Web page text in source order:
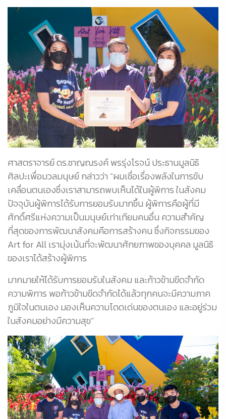
ศาสตราจารย์ ดร.ชาญณรงค์ พรรุ่งโรจน์ ประธานมูลนิธิ
ศิลปะเพื่อมวลมนุษย์ กล่าวว่า “ผมเชื่อเรื่องพลังในการขับ
เคลื่อนตนเองซึ่งเราสามารถพบเห็นได้ในผู้พิการ ในสังคม
ปัจจุบันผู้พิการได้รับการยอมรับมากขึ้น ผู้พิการคือผู้ที่มี
ศักดิ์ศรีแห่งความเป็นมนุษย์เท่าเทียมคนอื่น ความสำคัญ
ที่สุดของการพัฒนาสังคมคือการสร้างคน ซึ่งกิจกรรมของ
Art for All เรามุ่งเน้นที่จะพัฒนาศักยภาพของบุคคล มูลนิธิ
ของเราได้สร้างผู้พิการ
มากมายให้ได้รับการยอมรับในสังคม และก้าวข้ามขีดจำกัด
ความพิการ พอก้าวข้ามขีดจำกัดได้แล้วทุกคนจะมีความภาค
ภูมิใจในตนเอง มองเห็นความโดดเด่นของตนเอง และอยู่ร่วม
ในสังคมอย่างมีความสุข”